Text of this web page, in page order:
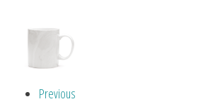
Previous